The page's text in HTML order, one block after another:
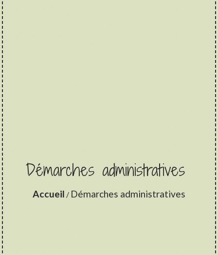
Démarches administratives
Accueil / Démarches administratives